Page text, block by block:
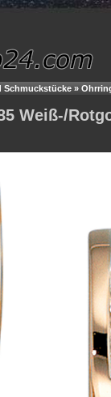
Schmuckstücke »
Weiß-/